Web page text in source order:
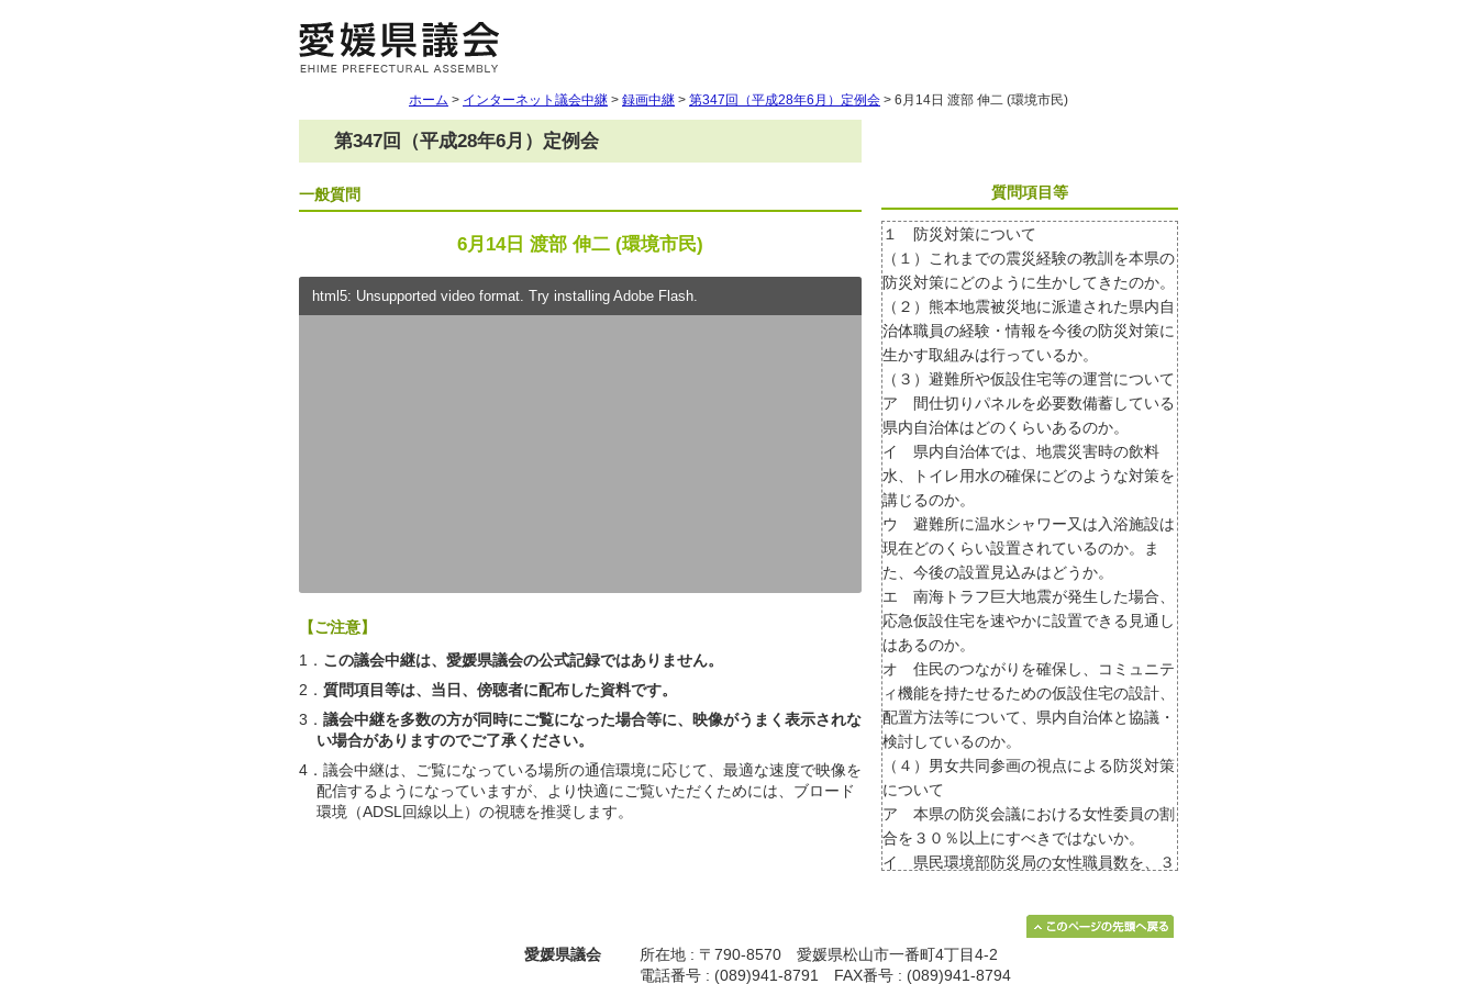
ホーム > インターネット議会中継 > 録画中継 > 第347回（平成28年6月）定例会 > 6月14日 渡部 伸二 (環境市民)
第347回（平成28年6月）定例会
一般質問
6月14日 渡部 伸二 (環境市民)
html5: Unsupported video format. Try installing Adobe Flash.
【ご注意】
1． この議会中継は、愛媛県議会の公式記録ではありません。
2． 質問項目等は、当日、傍聴者に配布した資料です。
3． 議会中継を多数の方が同時にご覧になった場合等に、映像がうまく表示されな
い場合がありますのでご了承ください。
4．議会中継は、ご覧になっている場所の通信環境に応じて、最適な速度で映像を
配信するようになっていますが、より快適にご覧いただくためには、ブロード
環境（ADSL回線以上）の視聴を推奨します。
質問項目等
１ 防災対策について
（１）これまでの震災経験の教訓を本県の
防災対策にどのように生かしてきたのか。
（２）熊本地震被災地に派遣された県内自
治体職員の経験・情報を今後の防災対策に
生かす取組みは行っているか。
（３）避難所や仮設住宅等の運営について
ア 間仕切りパネルを必要数備蓄している
県内自治体はどのくらいあるのか。
イ 県内自治体では、地震災害時の飲料
水、トイレ用水の確保にどのような対策を
講じるのか。
ウ 避難所に温水シャワー又は入浴施設は
現在どのくらい設置されているのか。ま
た、今後の設置見込みはどうか。
エ 南海トラフ巨大地震が発生した場合、
応急仮設住宅を速やかに設置できる見通し
はあるのか。
オ 住民のつながりを確保し、コミュニテ
ィ機能を持たせるための仮設住宅の設計、
配置方法等について、県内自治体と協議・
検討しているのか。
（４）男女共同参画の視点による防災対策
について
ア 本県の防災会議における女性委員の割
合を３０％以上にすべきではないか。
イ 県民環境部防災局の女性職員数を、３
において、女性避難者への対応の立ち遅れ
が指摘された点についての見解はどうか。
愛媛県議会
所在地 : 〒790-8570 愛媛県松山市一番町4丁目4-2
電話番号 : (089)941-8791 FAX番号 : (089)941-8794